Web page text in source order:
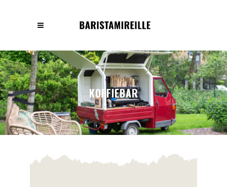
KOFFIEBAR